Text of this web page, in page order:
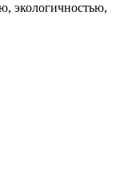
экологичностью,